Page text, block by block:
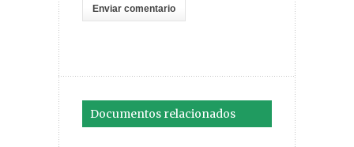
Documentos relacionados